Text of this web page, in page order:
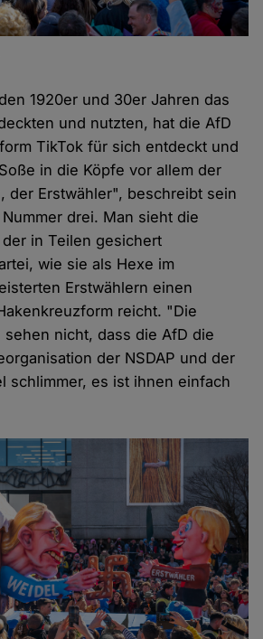
1920er und 30er Jahren das
und nutzten, hat die AfD
TikTok für sich entdeckt und
in die Köpfe vor allem der
der Erstwähler", beschreibt sein
drei. Man sieht die
in Teilen gesichert
wie sie als Hexe im
Erstwählern einen
reicht. "Die
nicht, dass die AfD die
der NSDAP und der
schlimmer, es ist ihnen einfach